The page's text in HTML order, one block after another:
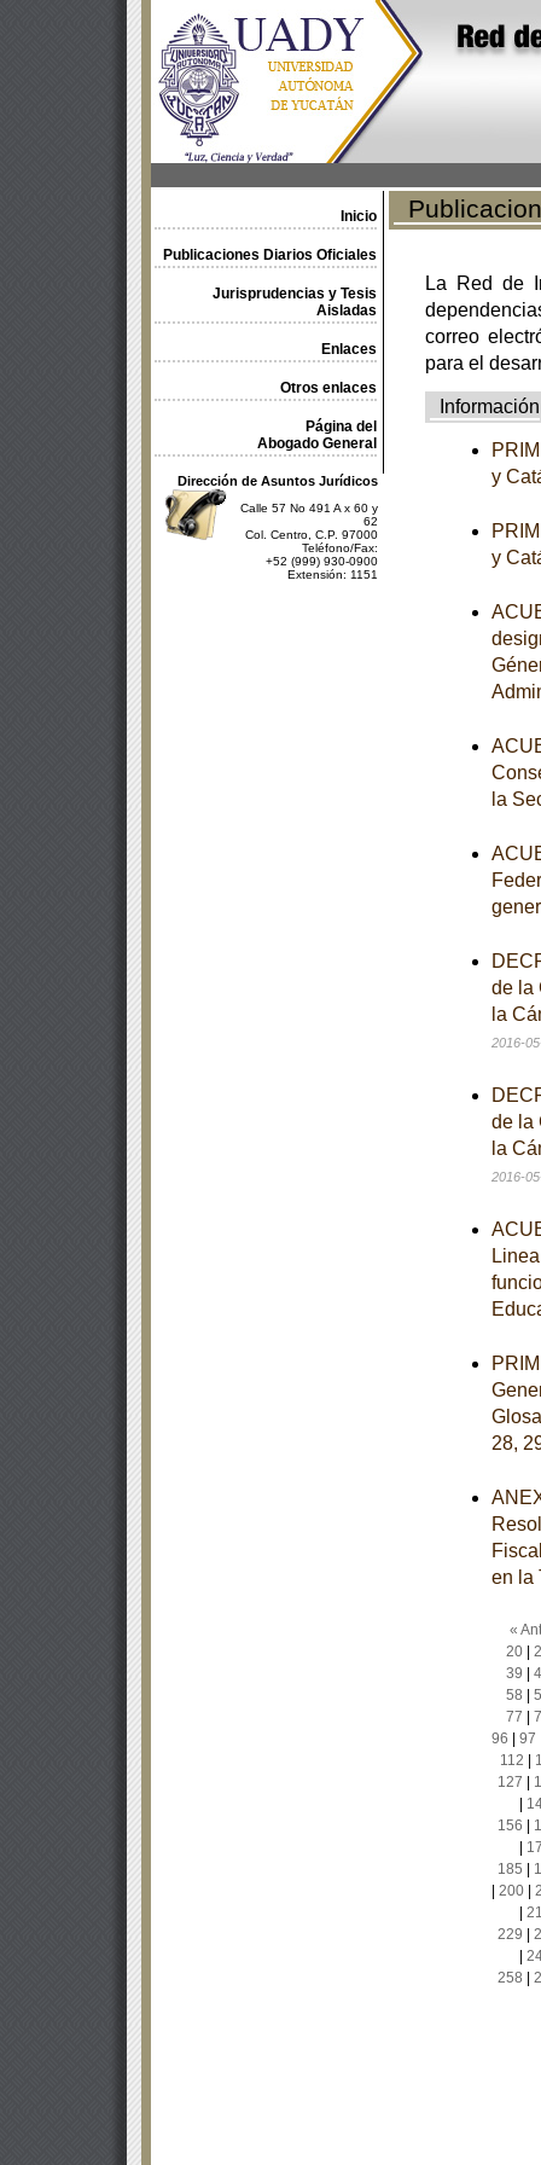
Inicio
Publicaciones Diarios Oficiales
Jurisprudencias y Tesis
Aisladas
Enlaces
Otros enlaces
Página del
Abogado General
Dirección de Asuntos Jurídicos
Calle 57 No 491 A x 60 y
62
Col. Centro, C.P. 97000
Teléfono/Fax:
+52 (999) 930-0900
Extensión: 1151
La Red de
correo
para el
Información
y
y
la
de la
la
2016-
de la
la
2016-
28,
en la
«
20|
39
58
77
96
97
112
127
156
185
200|
229
258